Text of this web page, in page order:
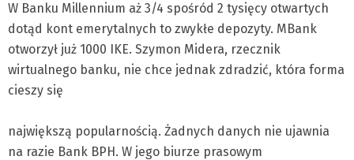
W Banku Millennium aż 3/4 spośród 2 tysięcy otwartych
dotąd kont emerytalnych to zwykłe depozyty. MBank
otworzył już 1000 IKE. Szymon Midera, rzecznik
wirtualnego banku, nie chce jednak zdradzić, która forma
cieszy się
największą popularnością. Żadnych danych nie ujawnia
na razie Bank BPH. W jego biurze prasowym